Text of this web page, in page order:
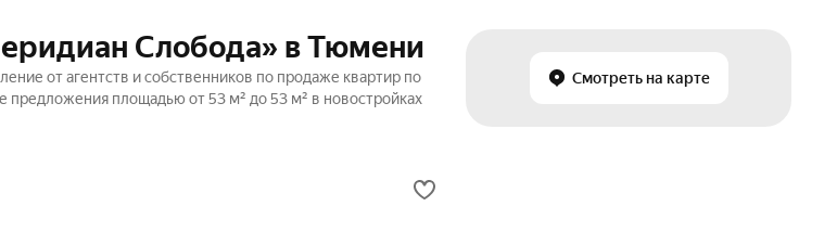
Смотреть на карте
Слобода» в Тюмени
от агентств и собственников по продаже квартир по
площадью от 53 м² до 53 м² в новостройках